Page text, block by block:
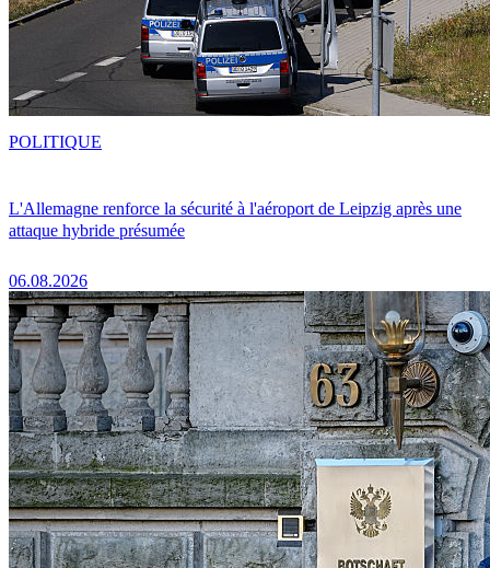
L'Allemagne renforce la sécurité à l'aéroport de Leipzig après une
attaque hybride présumée
06.08.2026
POLITIQUE